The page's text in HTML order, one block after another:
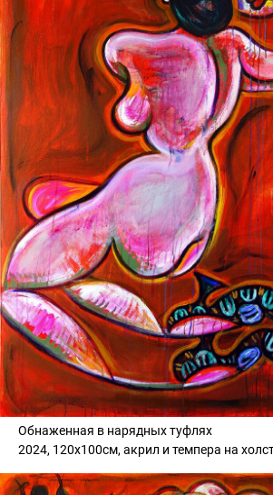
Обнаженная в нарядных туфлях
2024, 120х100см, акрил и темпера на